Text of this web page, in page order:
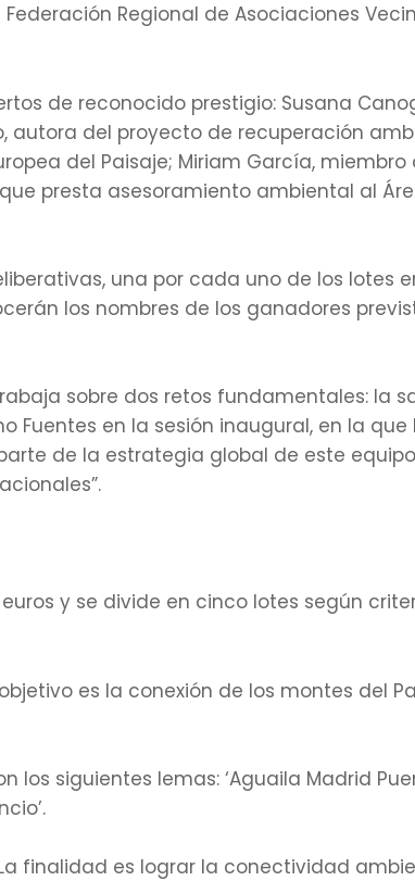
Federación Regional de Asociaciones
de reconocido prestigio: Susana
autora del proyecto de recuperación
del Paisaje; Miriam García,
presta asesoramiento ambiental al
una por cada uno de los lotes
los nombres de los ganadores
sobre dos retos fundamentales: la
Fuentes en la sesión inaugural, en la que
de la estrategia global de este
y se divide en cinco lotes según
objetivo es la conexión de los montes del
siguientes lemas: ‘Aguaila Madrid
finalidad es lograr la conectividad